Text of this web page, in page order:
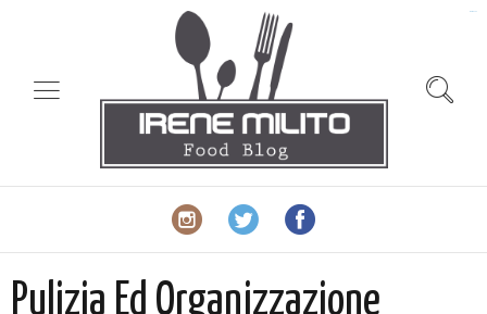
Pulizia Ed Organizzazione